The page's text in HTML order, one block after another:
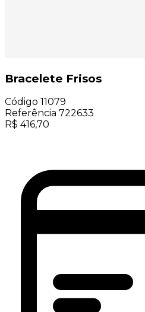
Bracelete Frisos
Código 11079
Referência 722633
R$ 416,70